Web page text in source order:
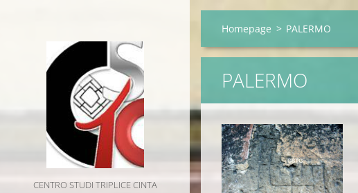
CENTRO STUDI TRIPLICE CINTA
Homepage > PALERMO
PALERMO